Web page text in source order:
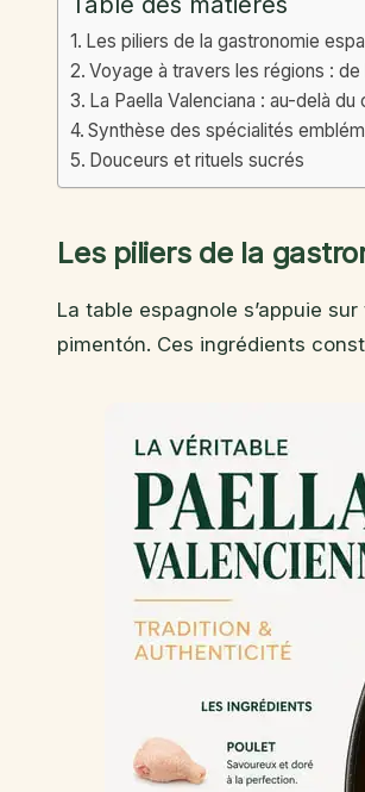
Les piliers de la gastronomie
Voyage à travers les régions :
La Paella Valenciana : au-delà du
Synthèse des spécialités
Douceurs et rituels sucrés
Les piliers de la
La table espagnole s’appuie
pimentón. Ces ingrédients